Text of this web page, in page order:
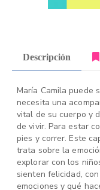
Descripción
María Camila puede
necesita una
vital de su cuerpo y
de vivir. Para estar
pies y correr. Este
trata sobre la
explorar con los
sienten felicidad,
emociones y qué